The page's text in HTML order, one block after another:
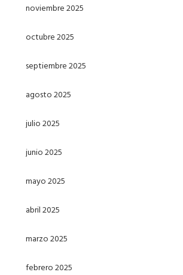
noviembre 2025
octubre 2025
septiembre 2025
agosto 2025
julio 2025
junio 2025
mayo 2025
abril 2025
marzo 2025
febrero 2025